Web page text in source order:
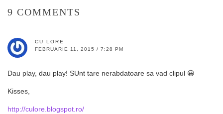
9 COMMENTS
CU LORE
FEBRUARIE 11, 2015 / 7:28 PM
Dau play, dau play! SUnt tare nerabdatoare sa vad clipul 😀
Kisses,
http://culore.blogspot.ro/